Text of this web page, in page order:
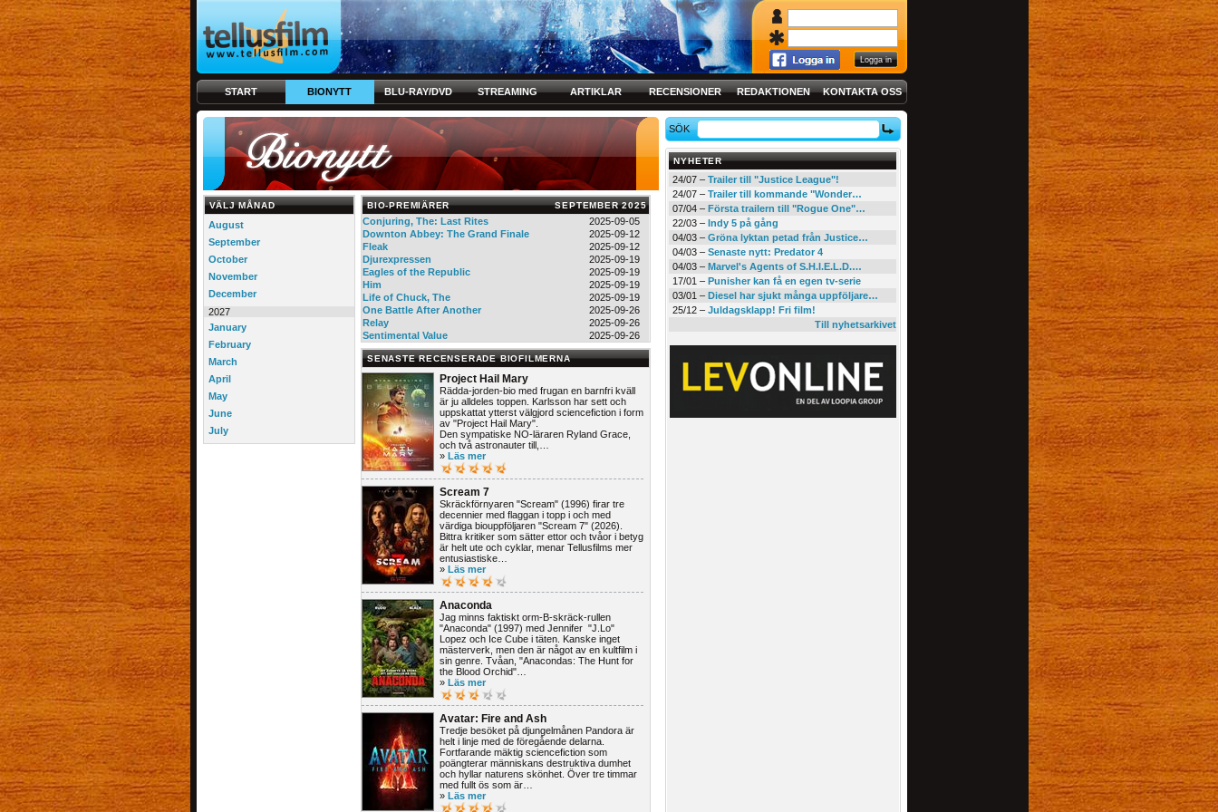
START BIONYTT BLU-RAY/DVD STREAMING ARTIKLAR RECENSIONER REDAKTIONEN KONTAKTA OSS
VÄLJ MÅNAD
August
September
October
November
December
2027
January
February
March
April
May
June
July
BIO-PREMIÄRER SEPTEMBER 2025
Conjuring, The: Last Rites
2025-09-05
Downton Abbey: The Grand Finale
2025-09-12
Fleak
2025-09-12
Djurexpressen
2025-09-19
Eagles of the Republic
2025-09-19
Him
2025-09-19
Life of Chuck, The
2025-09-19
One Battle After Another
2025-09-26
Relay
2025-09-26
Sentimental Value
2025-09-26
SENASTE RECENSERADE BIOFILMERNA
Project Hail Mary
Rädda-jorden-bio med frugan en barnfri kväll
är ju alldeles toppen. Karlsson har sett och
uppskattat ytterst välgjord sciencefiction i form
av "Project Hail Mary".
Den sympatiske NO-läraren Ryland Grace,
och två astronauter till,…
» Läs mer
Scream 7
Skräckförnyaren "Scream" (1996) firar tre
decennier med flaggan i topp i och med
värdiga biouppföljaren "Scream 7" (2026).
Bittra kritiker som sätter ettor och tvåor i betyg
är helt ute och cyklar, menar Tellusfilms mer
entusiastiske…
» Läs mer
Anaconda
Jag minns faktiskt orm-B-skräck-rullen
"Anaconda" (1997) med Jennifer "J.Lo"
Lopez och Ice Cube i täten. Kanske inget
mästerverk, men den är något av en kultfilm i
sin genre. Tvåan, "Anacondas: The Hunt for
the Blood Orchid"…
» Läs mer
Avatar: Fire and Ash
Tredje besöket på djungelmånen Pandora är
helt i linje med de föregående delarna.
Fortfarande mäktig sciencefiction som
poängterar människans destruktiva dumhet
och hyllar naturens skönhet. Över tre timmar
med fullt ös som är…
» Läs mer
SÖK
NYHETER
24/07 –Trailer till "Justice League"!
24/07 –Trailer till kommande "Wonder…
07/04 –Första trailern till "Rogue One"…
22/03 –Indy 5 på gång
04/03 –Gröna lyktan petad från Justice…
04/03 –Senaste nytt: Predator 4
04/03 –Marvel's Agents of S.H.I.E.L.D.…
17/01 –Punisher kan få en egen tv-serie
03/01 –Diesel har sjukt många uppföljare…
25/12 –Juldagsklapp! Fri film!
Till nyhetsarkivet